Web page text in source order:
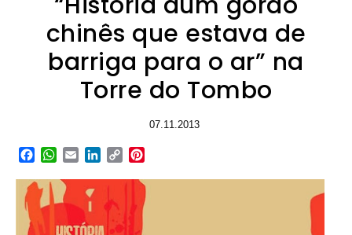
chinês que estava de
barriga para o ar” na
Torre do Tombo
07.11.2013
Facebook
WhatsApp
EmailLinkedIn
Copy